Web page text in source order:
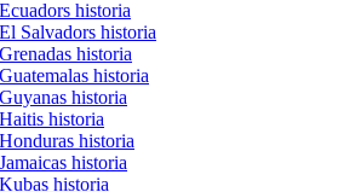
Ecuadors historia
El Salvadors historia
Grenadas historia
Guatemalas historia
Guyanas historia
Haitis historia
Honduras historia
Jamaicas historia
Kubas historia